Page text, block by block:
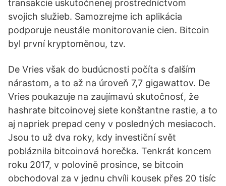
transakcie uskutočnenej prostredníctvom
svojich služieb. Samozrejme ich aplikácia
podporuje neustále monitorovanie cien. Bitcoin
byl první kryptoměnou, tzv.
De Vries však do budúcnosti počíta s ďalším
nárastom, a to až na úroveň 7,7 gigawattov. De
Vries poukazuje na zaujímavú skutočnosť, že
hashrate bitcoinovej siete konštantne rastie, a to
aj napriek prepad ceny v posledných mesiacoch.
Jsou to už dva roky, kdy investiční svět
pobláznila bitcoinová horečka. Tenkrát koncem
roku 2017, v polovině prosince, se bitcoin
obchodoval za v jednu chvíli kousek přes 20 tisíc